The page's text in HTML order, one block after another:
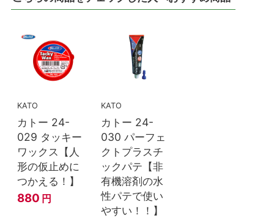
KATO
カトー 24-
029 タッキー
ワックス【人
形の仮止めに
つかえる！】
880 円
KATO
カトー 24-
030 パーフェ
クトプラスチ
ックパテ【非
有機溶剤の水
性パテで使い
やすい！！】